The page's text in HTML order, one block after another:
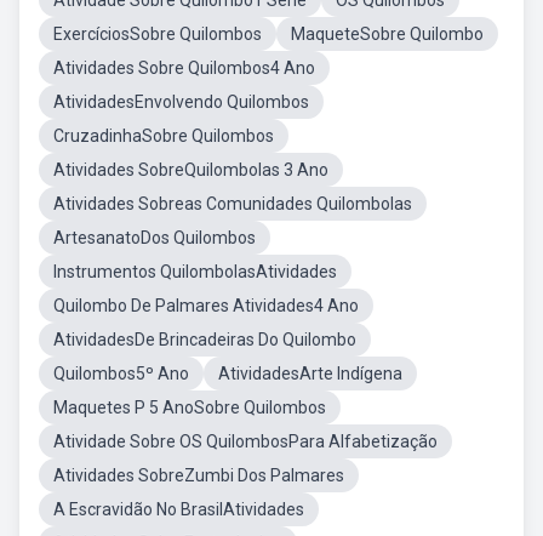
ExercíciosSobre Quilombos
MaqueteSobre Quilombo
Atividades Sobre Quilombos4 Ano
AtividadesEnvolvendo Quilombos
CruzadinhaSobre Quilombos
Atividades SobreQuilombolas 3 Ano
Atividades Sobreas Comunidades Quilombolas
ArtesanatoDos Quilombos
Instrumentos QuilombolasAtividades
Quilombo De Palmares Atividades4 Ano
AtividadesDe Brincadeiras Do Quilombo
Quilombos5º Ano
AtividadesArte Indígena
Maquetes P 5 AnoSobre Quilombos
Atividade Sobre OS QuilombosPara Alfabetização
Atividades SobreZumbi Dos Palmares
A Escravidão No BrasilAtividades